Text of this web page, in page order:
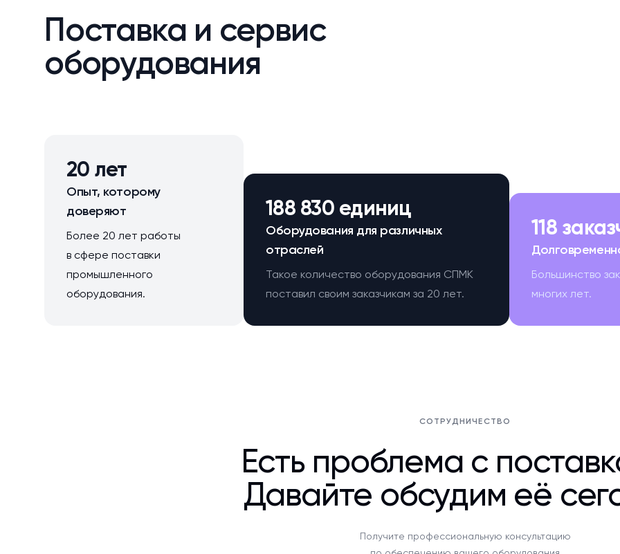
Поставка и сервис
оборудования
20 лет
Опыт, которому
доверяют
Более 20 лет работы
в сфере поставки
промышленного
оборудования.
188 830 единиц
Оборудования для различных
отраслей
Такое количество оборудования СПМК
поставил своим заказчикам за 20 лет.
118
Большинство
многих лет.
СОТРУДНИЧЕСТВО
Есть проблема с
Давайте обсудим её
Получите профессиональную консультацию